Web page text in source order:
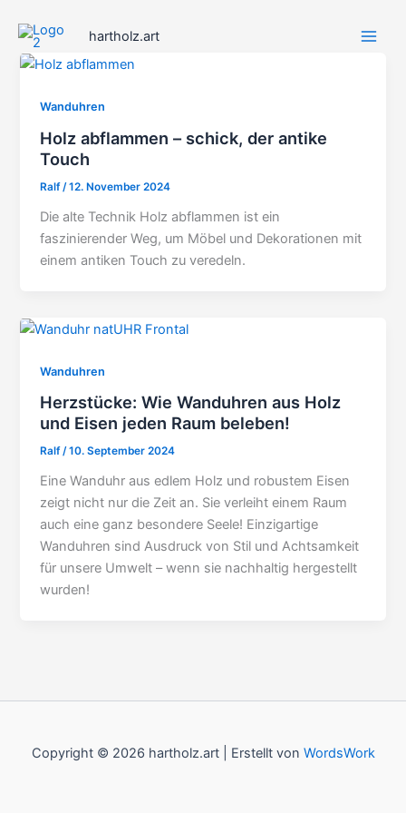
Inhalt
springen
hartholz.art
Wanduhren
Holz abflammen – schick, der antike
Touch
Ralf/12. November 2024
Die alte Technik Holz abflammen ist ein
faszinierender Weg, um Möbel und Dekorationen mit
einem antiken Touch zu veredeln.
Wanduhren
Herzstücke: Wie Wanduhren aus Holz
und Eisen jeden Raum beleben!
Ralf/10. September 2024
Eine Wanduhr aus edlem Holz und robustem Eisen
zeigt nicht nur die Zeit an. Sie verleiht einem Raum
auch eine ganz besondere Seele! Einzigartige
Wanduhren sind Ausdruck von Stil und Achtsamkeit
für unsere Umwelt – wenn sie nachhaltig hergestellt
wurden!
Copyright © 2026 hartholz.art | Erstellt von WordsWork